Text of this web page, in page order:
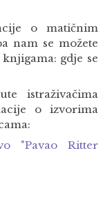
o matičnim
nam se možete
gdje se
istraživačima
o izvorima
"Pavao Ritter